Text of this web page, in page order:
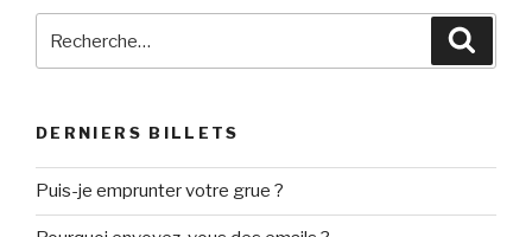
DERNIERS BILLETS
Puis-je emprunter votre grue ?